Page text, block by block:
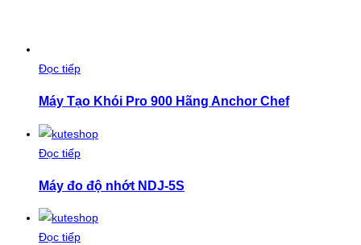
Đọc tiếp
Máy Tạo Khói Pro 900 Hãng Anchor Chef
Đọc tiếp
Máy đo độ nhớt NDJ-5S
Đọc tiếp